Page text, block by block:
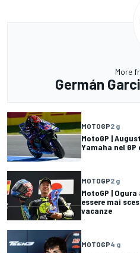
More
Germán
MOTOGP2 g
MotoGP |
Yamaha nel
MOTOGP2 g
MotoGP |
essere mai
vacanze
MOTOGP4 g